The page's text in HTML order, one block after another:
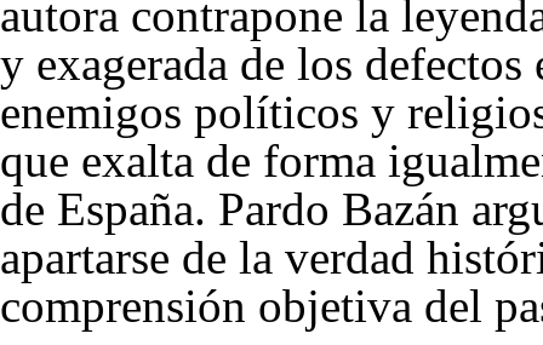
autora contrapone la
y exagerada de los
enemigos políticos y
que exalta de forma
de España. Pardo Bazán
apartarse de la verdad
comprensión objetiva del